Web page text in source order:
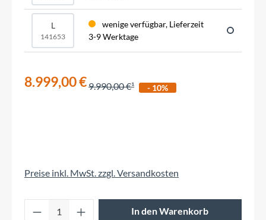
L
141653
wenige verfügbar, Lieferzeit
3-9 Werktage
8.999,00 €9.990,00 € - 10%
Preise inkl. MwSt. zzgl. Versandkosten
Produkt Anzahl: Gib den gewünschten
In den Warenkorb